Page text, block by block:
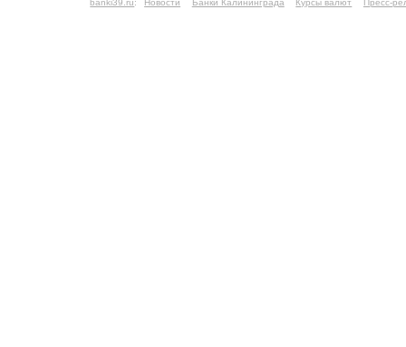
banki39.ru: Новости Банки Калининграда Курсы валют Пресс-